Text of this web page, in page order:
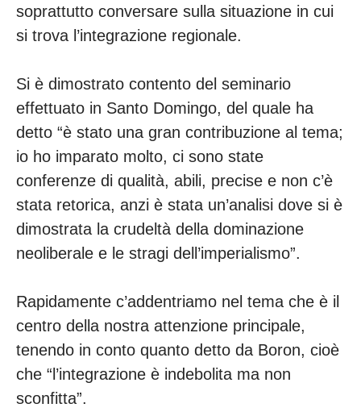
soprattutto conversare sulla situazione in cui
si trova l’integrazione regionale.
Si è dimostrato contento del seminario
effettuato in Santo Domingo, del quale ha
detto “è stato una gran contribuzione al tema;
io ho imparato molto, ci sono state
conferenze di qualità, abili, precise e non c’è
stata retorica, anzi è stata un’analisi dove si è
dimostrata la crudeltà della dominazione
neoliberale e le stragi dell’imperialismo”.
Rapidamente c’addentriamo nel tema che è il
centro della nostra attenzione principale,
tenendo in conto quanto detto da Boron, cioè
che “l’integrazione è indebolita ma non
sconfitta”.